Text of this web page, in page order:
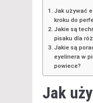
Jak używać
kroku do
Jakie są
pisaku dla
Jakie są
eyelinera w
powiece?
Jak